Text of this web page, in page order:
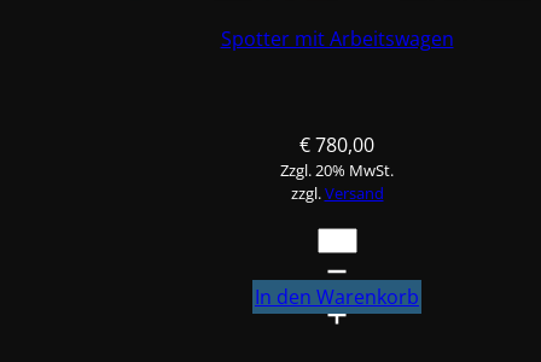
Spotter mit Arbeitswagen
€780,00
Zzgl. 20% MwSt.
zzgl.Versand
Spotter
mit
Arbeitswagen
Menge
In den Warenkorb